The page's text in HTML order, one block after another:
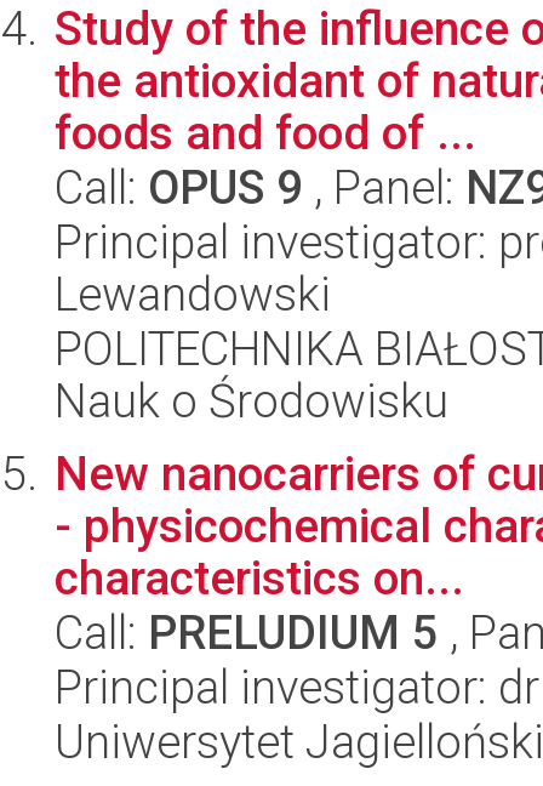
Study of the influence
the antioxidant of
foods and food of ...
Call: OPUS 9 , Panel:
Principal investigator:
Lewandowski
POLITECHNIKA
Nauk o Środowisku
New nanocarriers of
- physicochemical
characteristics on...
Call: PRELUDIUM 5 ,
Principal investigator:
Uniwersytet